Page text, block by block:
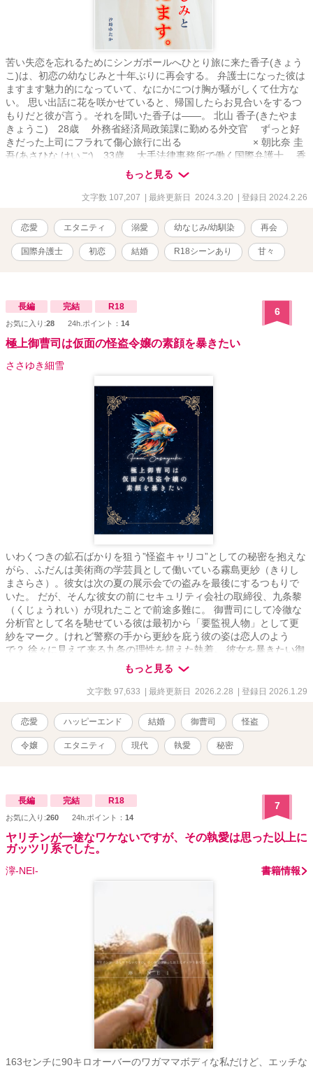
苦い失恋を忘れるためにシンガポールへひとり旅に来た香子(きょう
こ)は、初恋の幼なじみと十年ぶりに再会する。 弁護士になった彼は
ますます魅力的になっていて、なにかにつけ胸が騒がしくて仕方な
い。 思い出話に花を咲かせていると、帰国したらお見合いをするつ
もりだと彼が言う。それを聞いた香子は――。 北山 香子(きたやま
きょうこ) 28歳 外務省経済局政策課に勤める外交官 ずっと好
きだった上司にフラれて傷心旅行に出る × 朝比奈 圭
吾(あさひな けいご) 33歳 大手法律事務所で働く国際弁護士 香
子の幼なじみで初恋相手 「折角だから確かめてみるか？」 「お
まえのことを振ったやつのことなんて、すぐに忘れさせてやる」
「おまえの夢、俺が叶えてやるよ」 「私は一度だって〝兄〟だな
士の、『ご都合婚』から始まるラブストーリー。 ★☆★『エリート
外交官の極上執愛』のスピンオフ☆★☆ 単独でも読めます。 ＊＊＊
＊＊＊＊＊＊＊＊＊＊＊＊ ※予告なくＲシーンが入ることがありま
す。閲覧は自己責任でお願いします。(該当章にはタイトルに「***」
は関係ありません。 ※無断転載・AI学習禁止
もっと見る
文字数 107,207 | 最終更新日 2024.3.20 | 登録日 2024.2.26
恋愛 エタニティ 溺愛 幼なじみ/幼馴染 再会
国際弁護士 初恋 結婚 R18シーンあり 甘々
長編 完結 R18
お気に入り:28 24h.ポイント： 14
6
極上御曹司は仮面の怪盗令嬢の素顔を暴きたい
ささゆき細雪
いわくつきの鉱石ばかりを狙う”怪盗キャリコ”としての秘密を抱えな
がら、ふだんは美術商の学芸員として働いている霧島更紗（きりし
まさらさ）。彼女は次の夏の展示会での盗みを最後にするつもりで
いた。 だが、そんな彼女の前にセキュリティ会社の取締役、九条黎
（くじょうれい）が現れたことで前途多難に。 御曹司にして冷徹な
分析官として名を馳せている彼は最初から「要監視人物」として更
紗をマーク。けれど警察の手から更紗を庇う彼の姿は恋人のよう
で？ 徐々に見えて来る九条の理性を超えた執着。 彼女を暴きたい御
曹司の執着の果てにあるのは任務なのか、それとも本気の恋なのか
――。 「君が何者であっても構わない。俺の謎――俺の獲物でい
て」 これは、初めて出逢った瞬間に「堕ちてしまった」御曹司と、
れながらも正体を隠そうとする怪盗令嬢の、嘘と真実が絡み合う危
険でミステリアスな恋のおはなし。
もっと見る
文字数 97,633 | 最終更新日 2026.2.28 | 登録日 2026.1.29
恋愛 ハッピーエンド 結婚 御曹司 怪盗
令嬢 エタニティ 現代 執愛 秘密
長編 完結 R18
お気に入り:260 24h.ポイント： 14
7
ヤリチンが一途なワケないですが、その執愛は思った以上に
ガッツリ系でした。
濘-NEI- 書籍情報
163センチに90キロオーバーのワガママボディな私だけど、エッチな